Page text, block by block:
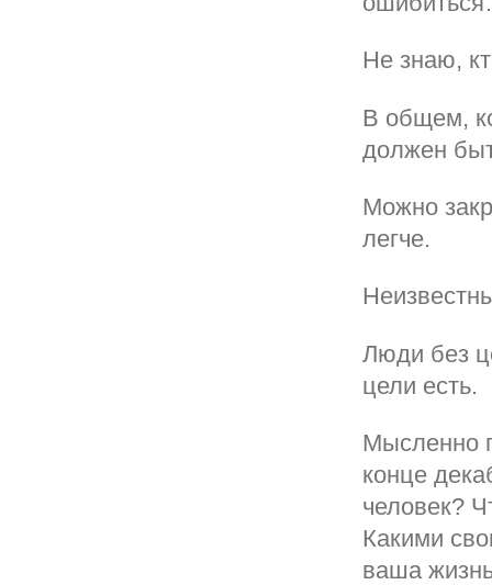
Не знаю,
В общем,
должен
Можно
легче.
Люди без
цели есть.
Мысленно
конце
человек?
Какими
ваша